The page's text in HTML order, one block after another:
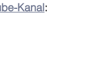
Kanal: